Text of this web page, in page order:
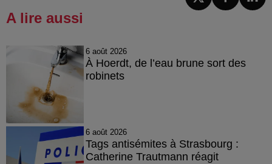
A lire aussi
6 août 2026
À Hoerdt, de l’eau brune sort des
robinets
6 août 2026
Tags antisémites à Strasbourg :
Catherine Trautmann réagit